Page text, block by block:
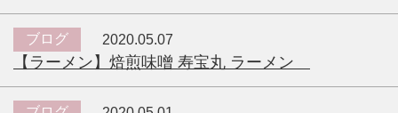
ブログ 2020.05.07
【ラーメン】焙煎味噌 寿宝丸 ラーメン